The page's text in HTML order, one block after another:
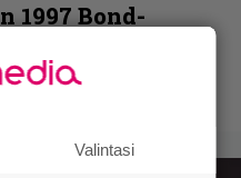
1997 Bond-
Valintasi